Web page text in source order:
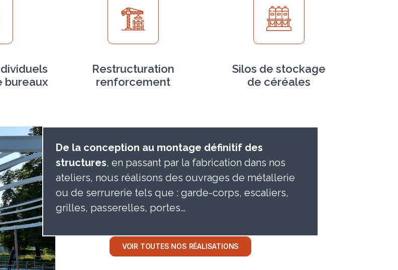
bureaux
Restructuration
renforcement
Silos de stockage
de céréales
De la conception au montage définitif des
structures, en passant par la fabrication dans nos
ateliers, nous réalisons des ouvrages de métallerie
ou de serrurerie tels que : garde-corps, escaliers,
grilles, passerelles, portes…
VOIR TOUTES NOS RÉALISATIONS